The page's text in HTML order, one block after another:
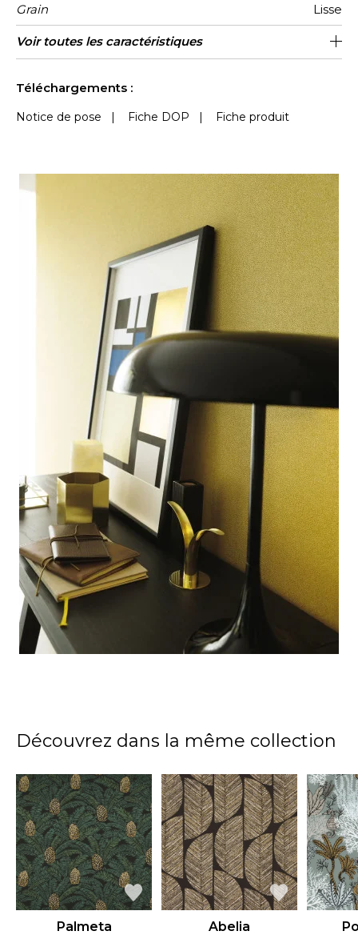
Grain Lisse
Largeur d’un
rouleau
53 cm / 21 inches
Longueur
Vendu au rouleau de 10.05m / 11
yards
Raccord Raccord libre / lés inversés
Poids g/m² 135
Entretien Lavable
Pose colle Encollage du mur
Dépose Arrachage à sec
Norme COV A+
ASTME84 Class A
Norme
euroclass
B s1 d0
Pays
d'origine
Belgique
Voir toutes les caractéristiques
Téléchargements :
Notice de pose | Fiche DOP | Fiche produit
Découvrez dans la même collection
Palmeta Abelia